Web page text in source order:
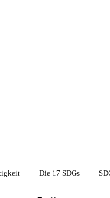
Die 17 SDGs